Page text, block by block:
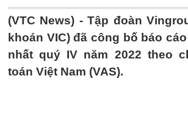
(VTC News) -Tập đoàn
khoán VIC) đã công bố báo
nhất quý IV năm 2022 theo
toán Việt Nam (VAS).